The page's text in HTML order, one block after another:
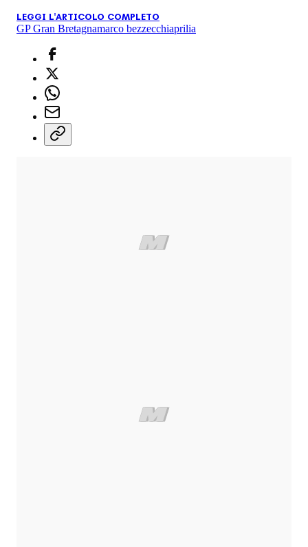
LEGGI L'ARTICOLO COMPLETO
GP Gran Bretagnamarco bezzecchiaprilia